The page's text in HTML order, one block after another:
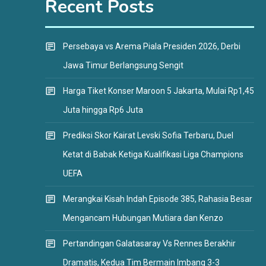
Recent Posts
Persebaya vs Arema Piala Presiden 2026, Derbi
Jawa Timur Berlangsung Sengit
Harga Tiket Konser Maroon 5 Jakarta, Mulai Rp1,45
Juta hingga Rp6 Juta
Prediksi Skor Kairat Levski Sofia Terbaru, Duel
Ketat di Babak Ketiga Kualifikasi Liga Champions
UEFA
Merangkai Kisah Indah Episode 385, Rahasia Besar
Mengancam Hubungan Mutiara dan Kenzo
Pertandingan Galatasaray Vs Rennes Berakhir
Dramatis, Kedua Tim Bermain Imbang 3-3